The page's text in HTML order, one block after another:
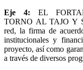
Eje 4: EL
TORNO AL TAJO Y
red, la firma de
institucionales y
proyecto, así como
a través de diversos